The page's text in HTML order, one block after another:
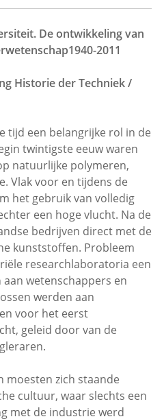
De ontwikkeling van
2011
Historie der Techniek /
tijd een belangrijke rol in de
twintigste eeuw waren
natuurlijke polymeren,
Vlak voor en tijdens de
het gebruik van volledig
een hoge vlucht. Na de
bedrijven direct met de
kunststoffen. Probleem
researchlaboratoria een
wetenschappers en
werden aan
voor het eerst
geleid door van de
moesten zich staande
cultuur, waar slechts een
met de industrie werd